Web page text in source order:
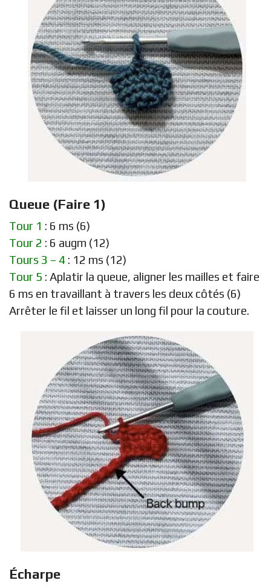
Queue (Faire 1)
Tour 1 : 6 ms (6)
Tour 2 : 6 augm (12)
Tours 3 – 4 : 12 ms (12)
Tour 5 : Aplatir la queue, aligner les mailles et faire
6 ms en travaillant à travers les deux côtés (6)
Arrêter le fil et laisser un long fil pour la couture.
Écharpe